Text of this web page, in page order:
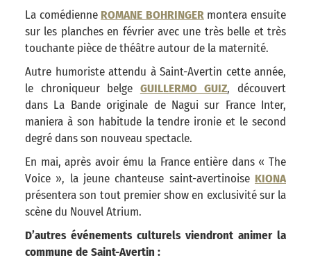
La comédienne ROMANE BOHRINGERmontera ensuite
sur les planches en février avec une très belle et très
touchante pièce de théâtre autour de la maternité.
Autre humoriste attendu à Saint-Avertin cette année,
le chroniqueur belge GUILLERMO GUIZ, découvert
dans La Bande originale de Nagui sur France Inter,
maniera à son habitude la tendre ironie et le second
degré dans son nouveau spectacle.
En mai, après avoir ému la France entière dans « The
Voice », la jeune chanteuse saint-avertinoise KIONA
présentera son tout premier show en exclusivité sur la
scène du Nouvel Atrium.
D’autres événements culturels viendront animer la
commune de Saint-Avertin :